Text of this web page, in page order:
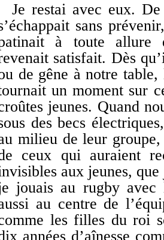
Je restai avec eux.
sans
à toute allure
satisfait. Dès
de gêne à notre
un moment sur
jeunes. Quand
des becs
milieu de leur groupe,
ceux qui auraient
aux jeunes, que
jouais au rugby avec
au centre de
les filles du roi
années d’aînesse